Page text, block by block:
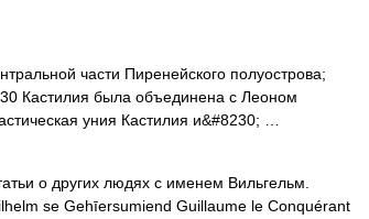
части Пиренейского полуострова;
Кастилия была объединена с Леоном
уния Кастилия и&#8230; …
о других людях с именем Вильгельм.
se Gehīersumiend Guillaume le Conquérant